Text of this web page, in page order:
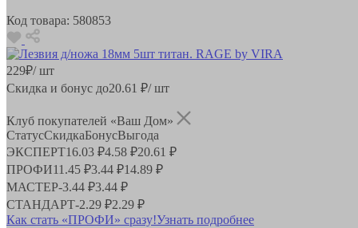
Код товара: 580853
229₽/ шт
Скидка и бонус до20.61 ₽/ шт
Клуб покупателей «Ваш Дом»
СтатусСкидкаБонусВыгода
ЭКСПЕРТ16.03 ₽4.58 ₽20.61 ₽
ПРОФИ11.45 ₽3.44 ₽14.89 ₽
МАСТЕР-3.44 ₽3.44 ₽
СТАНДАРТ-2.29 ₽2.29 ₽
Как стать «ПРОФИ» сразу!Узнать подробнее